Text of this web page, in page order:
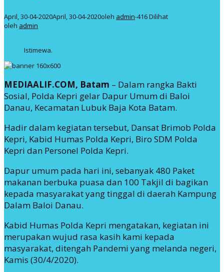
April, 30-04-2020April, 30-04-2020oleh admin-416 Dilihat
oleh admin
Istimewa.
MEDIAALIF.COM, Batam – Dalam rangka Bakti
Sosial, Polda Kepri gelar Dapur Umum di Baloi
Danau, Kecamatan Lubuk Baja Kota Batam.
Hadir dalam kegiatan tersebut, Dansat Brimob Polda
Kepri, Kabid Humas Polda Kepri, Biro SDM Polda
Kepri dan Personel Polda Kepri.
Dapur umum pada hari ini, sebanyak 480 Paket
makanan berbuka puasa dan 100 Takjil di bagikan
kepada masyarakat yang tinggal di daerah Kampung
Dalam Baloi Danau.
Kabid Humas Polda Kepri mengatakan, kegiatan ini
merupakan wujud rasa kasih kami kepada
masyarakat, ditengah Pandemi yang melanda negeri,
Kamis (30/4/2020).